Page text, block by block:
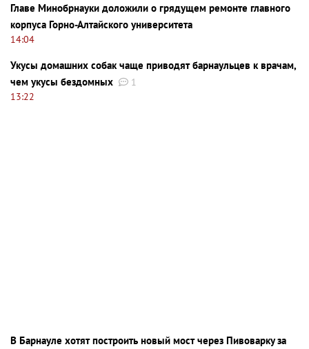
Главе Минобрнауки доложили о грядущем ремонте главного
корпуса Горно-Алтайского университета
14:04
Укусы домашних собак чаще приводят барнаульцев к врачам,
чем укусы бездомных
1
13:22
В Барнауле хотят построить новый мост через Пивоварку за